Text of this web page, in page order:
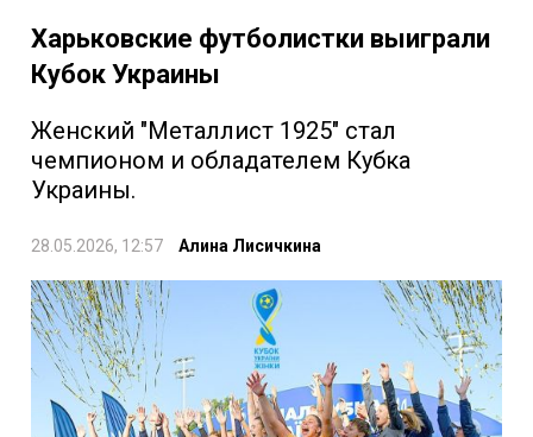
Харьковские футболистки выиграли
Кубок Украины
Женский "Металлист 1925" стал
чемпионом и обладателем Кубка
Украины.
28.05.2026, 12:57 Алина Лисичкина